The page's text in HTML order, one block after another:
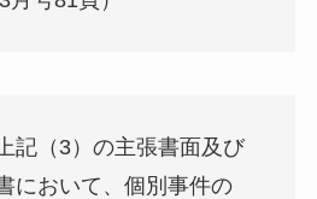
記（3）の主張書面及び
において、個別事件の